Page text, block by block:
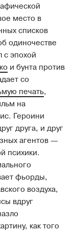
место в
списков
одиночестве
с эпохой
и бунта против
со
печать,
на
Героини
друга, и друг
агентов —
психики.
фьорды,
воздуха,
вдруг
как того